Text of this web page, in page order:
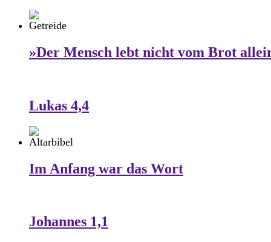
»Der Mensch lebt nicht vom Brot
Lukas 4,4
Im Anfang war das Wort
Johannes 1,1